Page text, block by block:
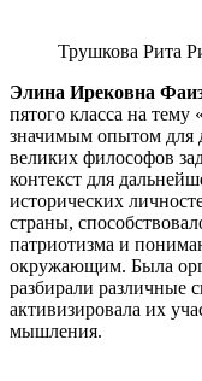
Трушкова Рита
Элина Ирековна
пятого класса на тему
значимым опытом для
великих философов
контекст для
исторических
страны,
патриотизма и
окружающим. Была
разбирали различные
активизировала их
мышления.